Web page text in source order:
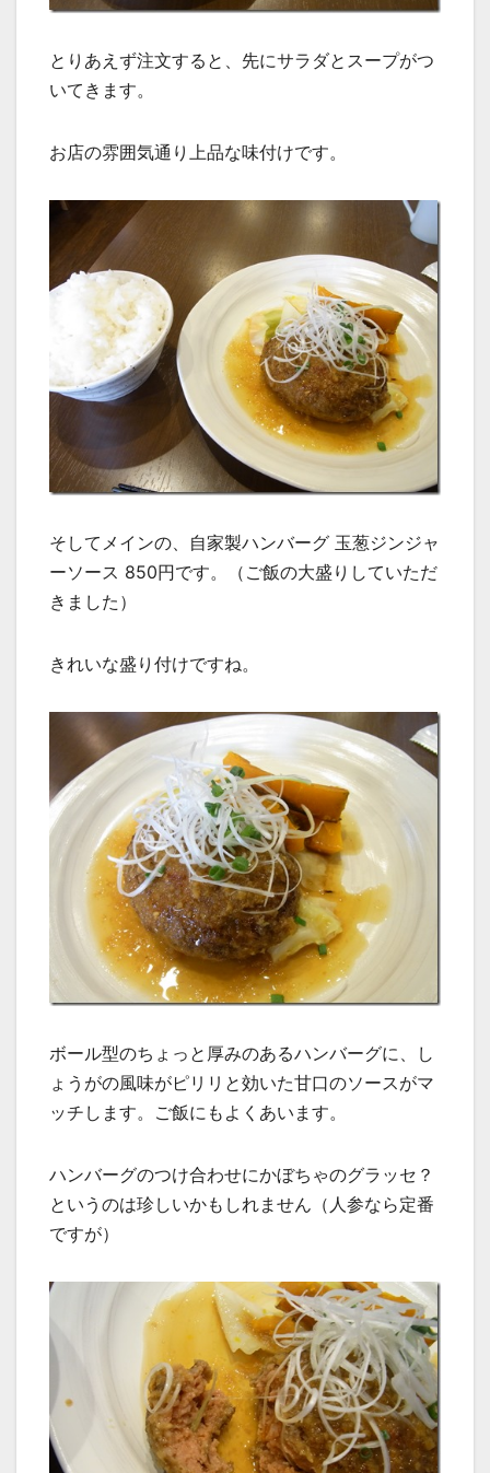
とりあえず注文すると、先にサラダとスープがつ
いてきます。
お店の雰囲気通り上品な味付けです。
そしてメインの、自家製ハンバーグ 玉葱ジンジャ
ーソース 850円です。（ご飯の大盛りしていただ
きました）
きれいな盛り付けですね。
ボール型のちょっと厚みのあるハンバーグに、し
ょうがの風味がピリリと効いた甘口のソースがマ
ッチします。ご飯にもよくあいます。
ハンバーグのつけ合わせにかぼちゃのグラッセ？
というのは珍しいかもしれません（人参なら定番
ですが）